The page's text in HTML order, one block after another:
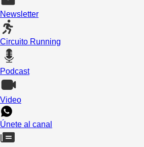
Newsletter
Circuito Running
Podcast
Video
Únete al canal